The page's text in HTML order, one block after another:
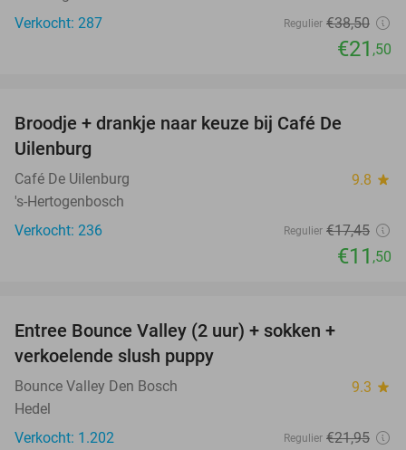
Verkocht: 287
Regulier €38,50
€21 ,50
Broodje + drankje naar keuze bij Café De
Uilenburg
Café De Uilenburg 9.8 star
's-Hertogenbosch
Verkocht: 236
Regulier €17,45
€11 ,50
Entree Bounce Valley (2 uur) + sokken +
verkoelende slush puppy
Bounce Valley Den Bosch 9.3 star
Hedel
Verkocht: 1.202
Regulier €21,95